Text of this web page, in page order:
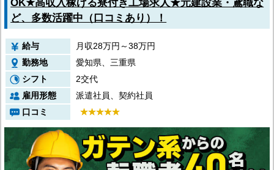
ど、多数活躍中（口コミあり）！
給与
月収28万円～38万円
勤務地
愛知県、三重県
シフト
2交代
雇用形態
派遣社員、契約社員
口コミ